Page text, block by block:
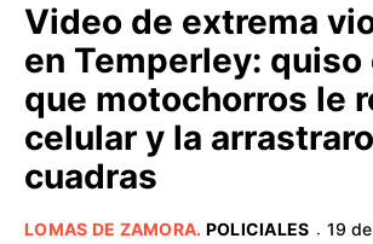
BUENOS AIRES
PROVINCIAS
Video de extrema
en Temperley:
que motochorros le
celular y la
cuadras
LOMAS DE ZAMORA. POLICIALES · 19